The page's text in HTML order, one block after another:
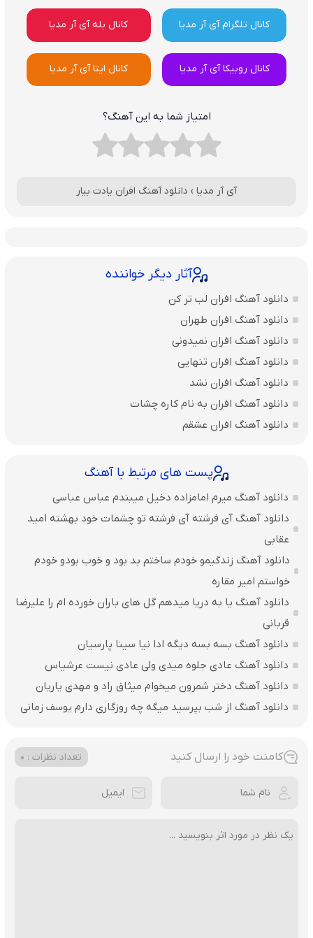
کانال تلگرام آی آر مدیا کانال بله آی آر مدیا
کانال روبیکا آی آر مدیا کانال ایتا آی آر مدیا
امتیاز شما به این آهنگ؟
آی آر مدیا › دانلود آهنگ افران یادت بیار
آثار دیگر خواننده
دانلود آهنگ افران لب تر کن
دانلود آهنگ افران طهران
دانلود آهنگ افران نمیدونی
دانلود آهنگ افران تنهایی
دانلود آهنگ افران نشد
دانلود آهنگ افران به نام کاره چشات
دانلود آهنگ افران عشقم
پست های مرتبط با آهنگ
دانلود آهنگ میرم امامزاده دخیل میبندم عباس عباسی
دانلود آهنگ آی فرشته آی فرشته تو چشمات خود بهشته امید
عقابی
دانلود آهنگ زندگیمو خودم ساختم بد بود و خوب بودو خودم
خواستم امیر مقاره
دانلود آهنگ یا به دریا میدهم گل های باران‌ خورده ام را علیرضا
قربانی
دانلود آهنگ بسه بسه دیگه ادا نیا سینا پارسیان
دانلود آهنگ عادی جلوه میدی ولی عادی نیست عرشیاس
دانلود آهنگ دختر شمرون میخوام میثاق راد و مهدی یاریان
دانلود آهنگ از شب بپرسید میگه چه روزگاری دارم یوسف زمانی
کامنت خود را ارسال کنید تعداد نظرات : 0